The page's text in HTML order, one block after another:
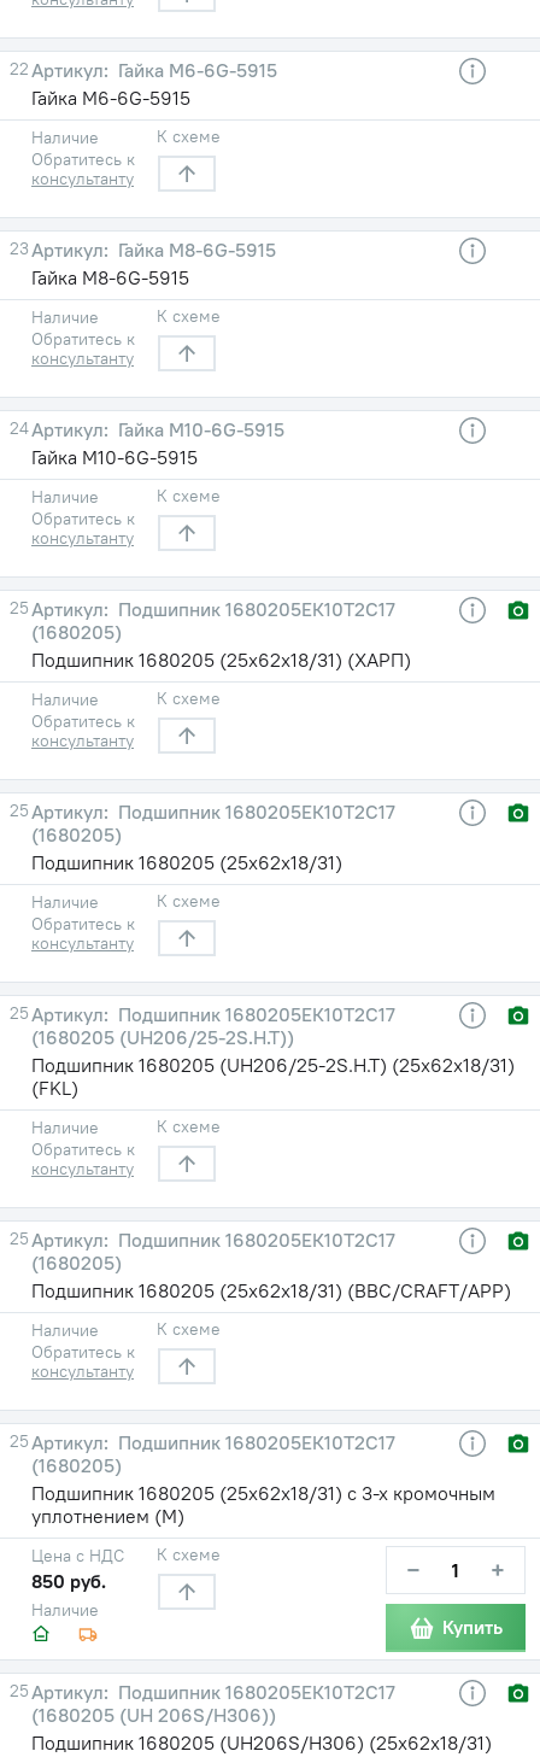
22
Гайка М6-6G-5915
Гайка М6-6G-5915
Наличие
Обратитесь к
консультанту
К схеме
23
Гайка М8-6G-5915
Гайка М8-6G-5915
Наличие
Обратитесь к
консультанту
К схеме
24
Гайка М10-6G-5915
Гайка М10-6G-5915
Наличие
Обратитесь к
консультанту
К схеме
25
Подшипник 1680205ЕК10Т2С17
(1680205)
Подшипник 1680205 (25х62х18/31) (ХАРП)
Наличие
Обратитесь к
консультанту
К схеме
25
Подшипник 1680205ЕК10Т2С17
(1680205)
Подшипник 1680205 (25х62х18/31)
Наличие
Обратитесь к
консультанту
К схеме
25
Подшипник 1680205ЕК10Т2С17
(1680205 (UH206/25-2S.H.T))
Подшипник 1680205 (UH206/25-2S.H.T) (25х62х18/31)
(FKL)
Наличие
Обратитесь к
консультанту
К схеме
25
Подшипник 1680205ЕК10Т2С17
(1680205)
Подшипник 1680205 (25х62х18/31) (BBC/CRAFT/APP)
Наличие
Обратитесь к
консультанту
К схеме
25
Подшипник 1680205ЕК10Т2С17
(1680205)
Подшипник 1680205 (25х62х18/31) с 3-х кромочным
уплотнением (М)
Наличие
Цена с НДС
850 руб.
К схеме − +
Купить
25
Подшипник 1680205ЕК10Т2С17
(1680205 (UH 206S/H306))
Подшипник 1680205 (UH206S/H306) (25х62х18/31)